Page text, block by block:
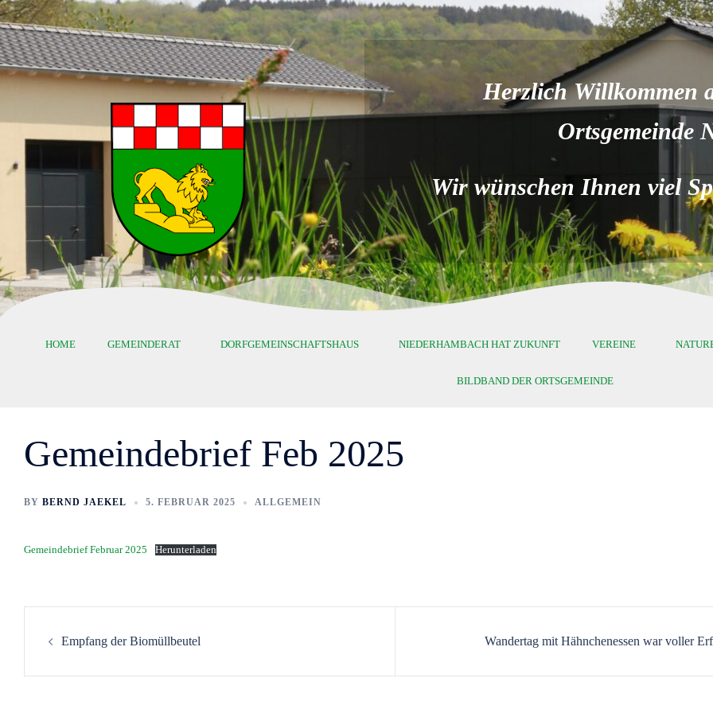
Herzlich Willkommen
Ortsgemeinde
Wir wünschen Ihnen viel
HOME GEMEINDERAT DORFGEMEINSCHAFTSHAUS NIEDERHAMBACH HAT ZUKUNFT VEREINE
BILDBAND DER ORTSGEMEINDE
Gemeindebrief Feb 2025
BY BERND JAEKEL 5. FEBRUAR 2025 ALLGEMEIN
Gemeindebrief Februar 2025 Herunterladen
Empfang der Biomüllbeutel Wandertag mit Hähnchenessen war voller